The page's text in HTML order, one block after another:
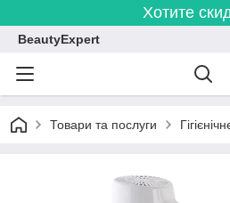
Хотите
BeautyExpert
Товари та послуги